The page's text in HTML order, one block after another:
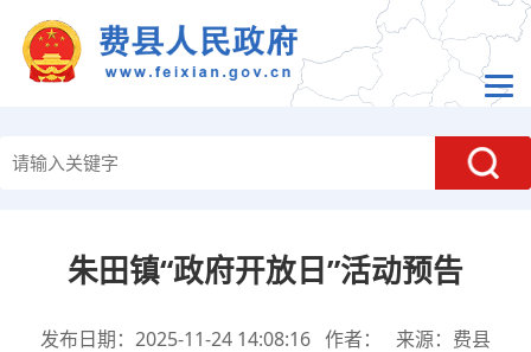
朱田镇“政府开放日”活动预告
发布日期：2025-11-24 14:08:16 作者： 来源：费县